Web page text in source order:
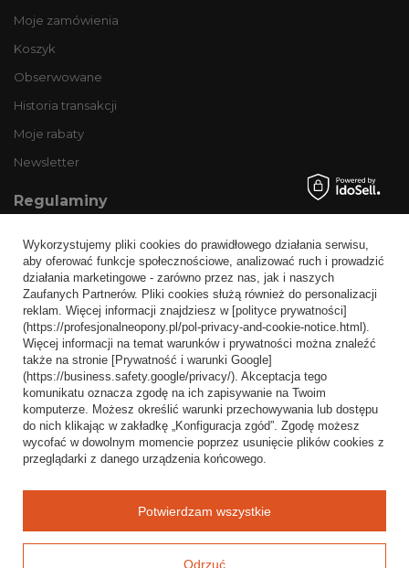
Moje zamówienia
Koszyk
Obserwowane
Historia transakcji
Moje rabaty
Newsletter
Regulaminy
Wysyłka
Sposoby płatności i prowizje
Regulamin
Polityka prywatności
Odstąpienie od umowy
Popularne kategorie
Opony bezdętkowe
Opony dętkowe
Wykorzystujemy pliki cookies do prawidłowego działania serwisu,
aby oferować funkcje społecznościowe, analizować ruch i prowadzić
działania marketingowe - zarówno przez nas, jak i naszych
Zaufanych Partnerów. Pliki cookies służą również do personalizacji
reklam. Więcej informacji znajdziesz w [polityce prywatności]
(https://profesjonalneopony.pl/pol-privacy-and-cookie-notice.html).
Więcej informacji na temat warunków i prywatności można znaleźć
także na stronie [Prywatność i warunki Google]
(https://business.safety.google/privacy/). Akceptacja tego
komunikatu oznacza zgodę na ich zapisywanie na Twoim
komputerze. Możesz określić warunki przechowywania lub dostępu
do nich klikając w zakładkę „Konfiguracja zgód”. Zgodę możesz
wycofać w dowolnym momencie poprzez usunięcie plików cookies z
przeglądarki z danego urządzenia końcowego.
Odrzuć
Potwierdzam wszystkie